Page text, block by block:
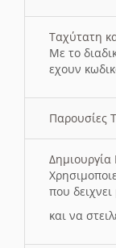
Ταχύτατη
Με το
εχουν
Παρουσίες
που
και να